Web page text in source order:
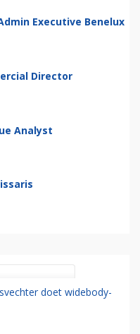
Executive Benelux
Director
Analyst
doet widebody-